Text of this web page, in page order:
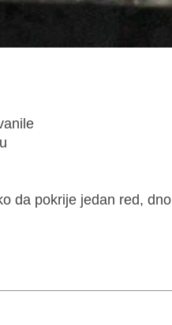
da pokrije jedan red, dno